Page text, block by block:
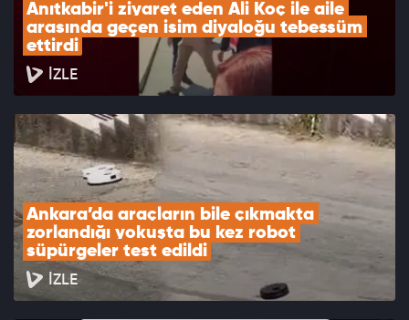
Anıtkabir'i ziyaret eden Ali Koç ile aile
arasında geçen isim diyaloğu tebessüm
ettirdi
İZLE
Ankara’da araçların bile çıkmakta
zorlandığı yokuşta bu kez robot
süpürgeler test edildi
İZLE